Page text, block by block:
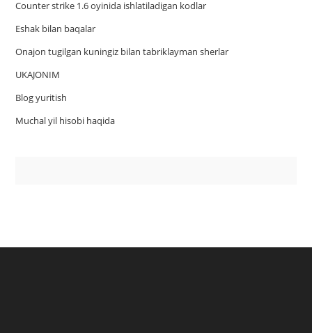
Counter strike 1.6 oyinida ishlatiladigan kodlar
Eshak bilan baqalar
Onajon tugilgan kuningiz bilan tabriklayman sherlar
UKAJONIM
Blog yuritish
Muchal yil hisobi haqida